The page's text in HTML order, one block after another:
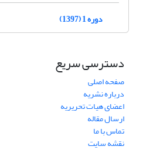
دوره 1 (1397)
دسترسی سریع
صفحه اصلی
درباره نشریه
اعضای هیات تحریریه
ارسال مقاله
تماس با ما
نقشه سایت